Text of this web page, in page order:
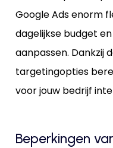
Google Ads enorm
dagelijkse budget
aanpassen. Dankzij
targetingopties
voor jouw bedrijf
Beperkingen